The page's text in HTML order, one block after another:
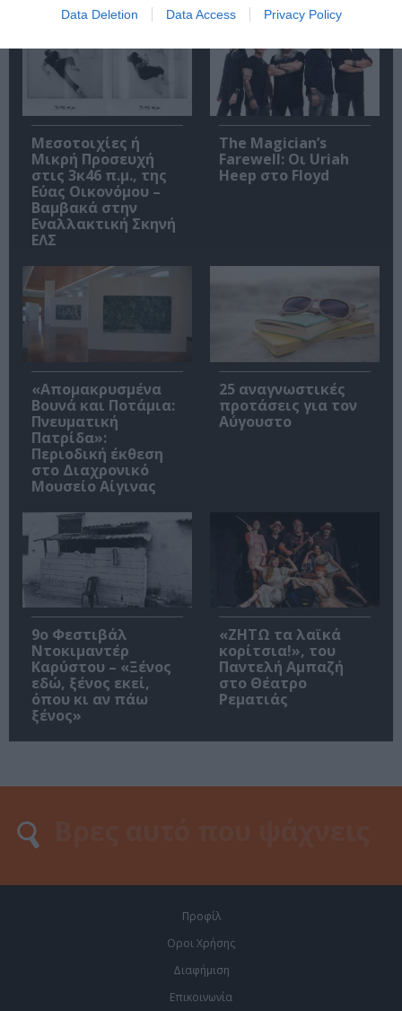
Data Deletion Data Access Privacy Policy
Μεσοτοιχίες ή
Μικρή Προσευχή
στις 3κ46 π.μ., της
Εύας Οικονόμου –
Βαμβακά στην
Εναλλακτική Σκηνή
ΕΛΣ
The Magician’s
Farewell: Οι Uriah
Heep στο Floyd
«Απομακρυσμένα
Βουνά και Ποτάμια:
Πνευματική
Πατρίδα»:
Περιοδική έκθεση
στο Διαχρονικό
Μουσείο Αίγινας
25 αναγνωστικές
προτάσεις για τον
Αύγουστο
9ο Φεστιβάλ
Ντοκιμαντέρ
Καρύστου – «Ξένος
εδώ, ξένος εκεί,
όπου κι αν πάω
ξένος»
«ΖΗΤΩ τα λαϊκά
κορίτσια!», του
Παντελή Αμπαζή
στο Θέατρο
Ρεματιάς
Προφίλ
Οροι Χρήσης
Διαφήμιση
Επικοινωνία